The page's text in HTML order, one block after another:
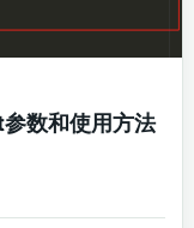
数和使用方法